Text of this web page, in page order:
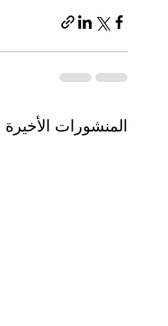
المنشورات الأخيرة